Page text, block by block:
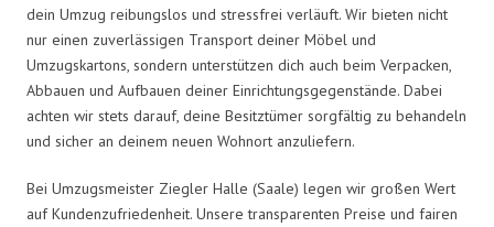
dein Umzug reibungslos und stressfrei verläuft. Wir bieten nicht
nur einen zuverlässigen Transport deiner Möbel und
Umzugskartons, sondern unterstützen dich auch beim Verpacken,
Abbauen und Aufbauen deiner Einrichtungsgegenstände. Dabei
achten wir stets darauf, deine Besitztümer sorgfältig zu behandeln
und sicher an deinem neuen Wohnort anzuliefern.
Bei Umzugsmeister Ziegler Halle (Saale) legen wir großen Wert
auf Kundenzufriedenheit. Unsere transparenten Preise und fairen